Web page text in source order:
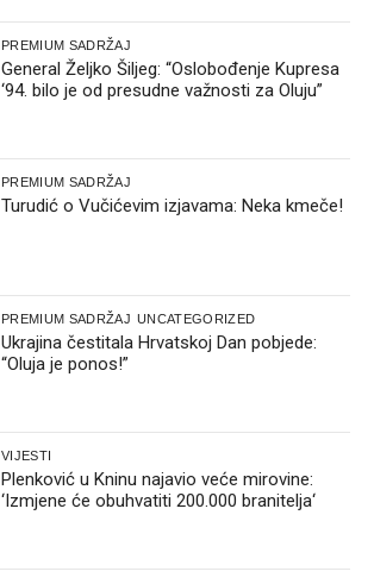
PREMIUM SADRŽAJ
General Željko Šiljeg: “Oslobođenje Kupresa
‘94. bilo je od presudne važnosti za Oluju”
PREMIUM SADRŽAJ
Turudić o Vučićevim izjavama: Neka kmeče!
PREMIUM SADRŽAJ UNCATEGORIZED
Ukrajina čestitala Hrvatskoj Dan pobjede:
“Oluja je ponos!”
VIJESTI
Plenković u Kninu najavio veće mirovine:
‘Izmjene će obuhvatiti 200.000 branitelja‘